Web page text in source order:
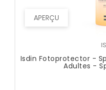
APERÇU
Isdin Fotoprotector -
Adultes -